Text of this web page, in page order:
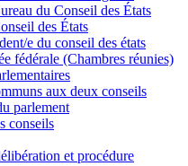
du Conseil des États
des États
e du conseil des états
fédérale (Chambres réunies)
aux deux conseils
parlement
conseils
et procédure